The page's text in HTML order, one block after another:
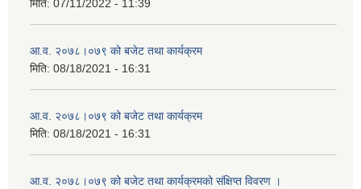
मिति: 07/11/2022 - 11:39
आ.व. २०७८।०७९ को बजेट तथा कार्यक्रम
मिति: 08/18/2021 - 16:31
आ.व. २०७८।०७९ को बजेट तथा कार्यक्रम
मिति: 08/18/2021 - 16:31
आ.व. २०७८।०७९ को बजेट तथा कार्यक्रमको संक्षिप्त विवरण ।